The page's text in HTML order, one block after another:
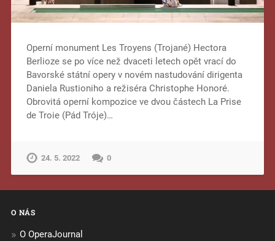
Operní monument Les Troyens (Trojané) Hectora
Berlioze se po více než dvaceti letech opět vrací do
Bavorské státní opery v novém nastudování dirigenta
Daniela Rustioniho a režiséra Christophe Honoré.
Obrovitá operní kompozice ve dvou částech La Prise
de Troie (Pád Tróje)…
24. 5. 2022 0
O NÁS
O OperaJournal